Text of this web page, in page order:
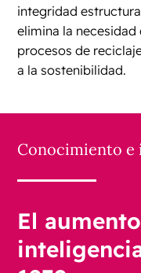
integridad
elimina la
procesos de
a la sostenibilidad.
Conocimiento
El